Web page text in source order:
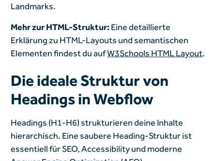
Landmarks.
Mehr zur HTML-Struktur: Eine detaillierte
Erklärung zu HTML-Layouts und semantischen
Elementen findest du aufW3Schools HTML Layout.
Die ideale Struktur von
Headings in Webflow
Headings (H1-H6) strukturieren deine Inhalte
hierarchisch. Eine saubere Heading-Struktur ist
essentiell für SEO, Accessibility und moderne